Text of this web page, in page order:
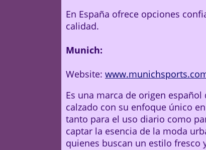
En España ofrece opciones
calidad.
Munich:
Website:
Es una marca de origen
calzado con su enfoque único
tanto para el uso diario como
captar la esencia de la moda
quienes buscan un estilo fresco